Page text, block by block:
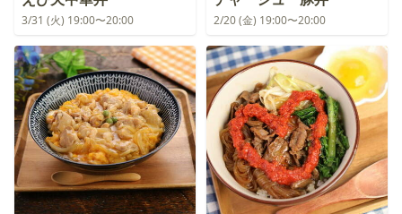
3/31 (火) 19:00〜20:00 2/20 (金) 19:00〜20:00